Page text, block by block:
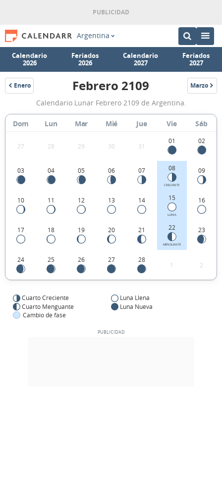
Argentina
Calendario
2026
Feriados
2026
Calendario
2027
Feriados
2027
Enero
2109
Calendario
Lunar
Febrero
Argentina.
Febrero 2109 Marzo
2109
Calendario Lunar Febrero 2109 de Argentina.
Dom Lun Mar Mié Jue Vie Sáb
27 28 29 30 31
01 02
03 04 05 06 07 08
CRECIENTE
09
10 11 12 13 14 15
LLENA
16
17 18 19 20 21 22
MENGUANTE
23
24 25 26 27 28
1 2
Cuarto Creciente
Luna Llena
Cuarto Menguante
Luna Nueva
Cambio de fase